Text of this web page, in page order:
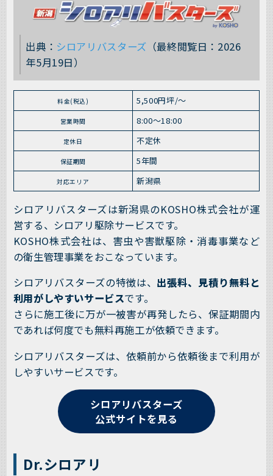
出典： シロアリバスターズ （最終閲覧日：2026
年5月19日）
料金(税込) 5,500円坪/～
営業時間 8:00～18:00
定休日 不定休
保証期間 5年間
対応エリア 新潟県
シロアリバスターズは新潟県のKOSHO株式会社が運
営する、シロアリ駆除サービスです。
KOSHO株式会社は、害虫や害獣駆除・消毒事業など
の衛生管理事業をおこなっています。
シロアリバスターズの特徴は、 出張料、見積り無料と
利用がしやすいサービスです。
さらに施工後に万が一被害が再発したら、保証期間内
であれば何度でも無料再施工が依頼できます。
シロアリバスターズは、依頼前から依頼後まで利用が
しやすいサービスです。
シロアリバスターズ
公式サイトを見る
Dr.シロアリ